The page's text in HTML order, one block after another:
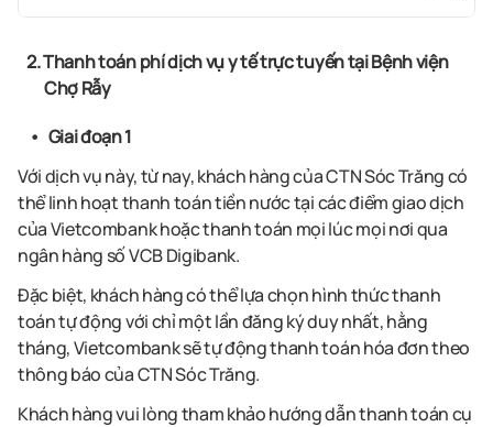
2. Thanh toán phí dịch vụ y tế trực tuyến tại Bệnh viện
Chợ Rẫy
Giai đoạn 1
Với dịch vụ này, từ nay, khách hàng của CTN Sóc Trăng có
thể linh hoạt thanh toán tiền nước tại các điểm giao dịch
của Vietcombank hoặc thanh toán mọi lúc mọi nơi qua
ngân hàng số VCB Digibank.
Đặc biệt, khách hàng có thể lựa chọn hình thức thanh
toán tự động với chỉ một lần đăng ký duy nhất, hằng
tháng, Vietcombank sẽ tự động thanh toán hóa đơn theo
thông báo của CTN Sóc Trăng.
Khách hàng vui lòng tham khảo hướng dẫn thanh toán cụ